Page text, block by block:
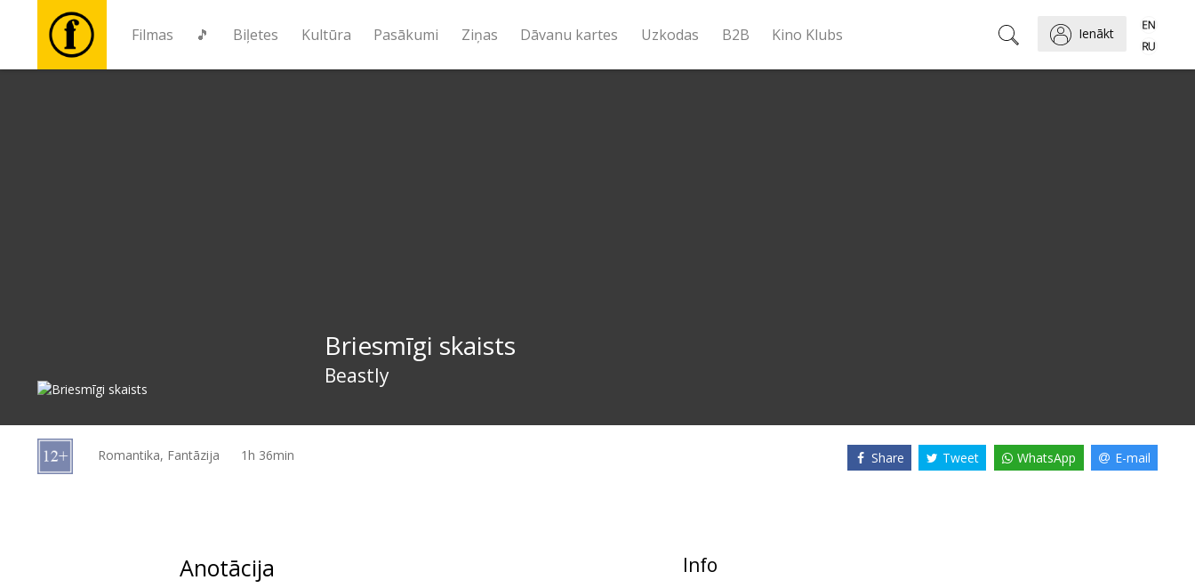
Filmas 🎵 Biļetes Kultūra Pasākumi Ziņas Dāvanu kartes Uzkodas B2B Kino Klubs Ienākt
kartes
Briesmīgi skaists
Beastly
Romantika, Fantāzija 1h 36min Share Tweet WhatsApp E-mail
Anotācija Info